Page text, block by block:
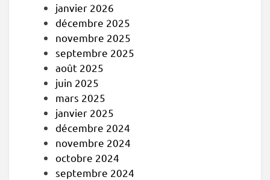
janvier 2026
décembre 2025
novembre 2025
septembre 2025
août 2025
juin 2025
mars 2025
janvier 2025
décembre 2024
novembre 2024
octobre 2024
septembre 2024